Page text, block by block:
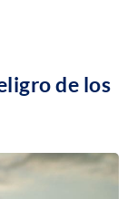
de los